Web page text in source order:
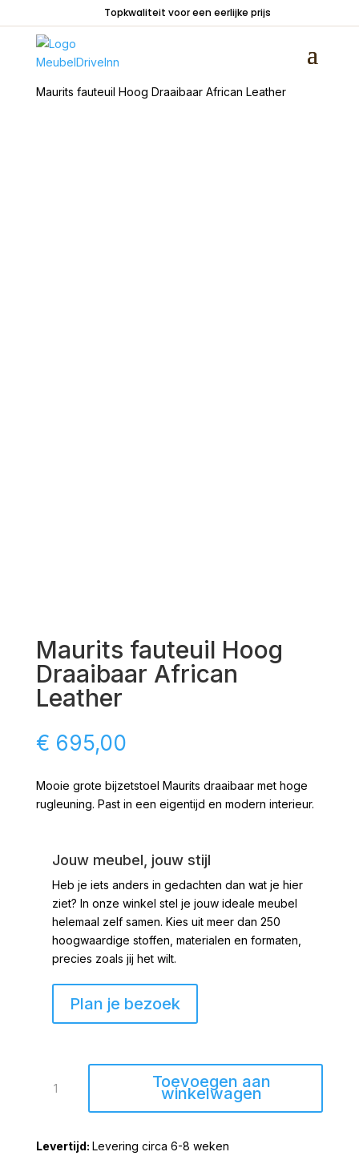
Topkwaliteit voor een eerlijke prijs
Maurits fauteuil Hoog Draaibaar African Leather
Maurits fauteuil Hoog
Draaibaar African
Leather
€ 695,00
Mooie grote bijzetstoel Maurits draaibaar met hoge
rugleuning. Past in een eigentijd en modern interieur.
Jouw meubel, jouw stijl
Heb je iets anders in gedachten dan wat je hier
ziet? In onze winkel stel je jouw ideale meubel
helemaal zelf samen. Kies uit meer dan 250
hoogwaardige stoffen, materialen en formaten,
precies zoals jij het wilt.
Plan je bezoek
fauteuil
African
Toevoegen aan
winkelwagen
Levering circa 6-8 weken